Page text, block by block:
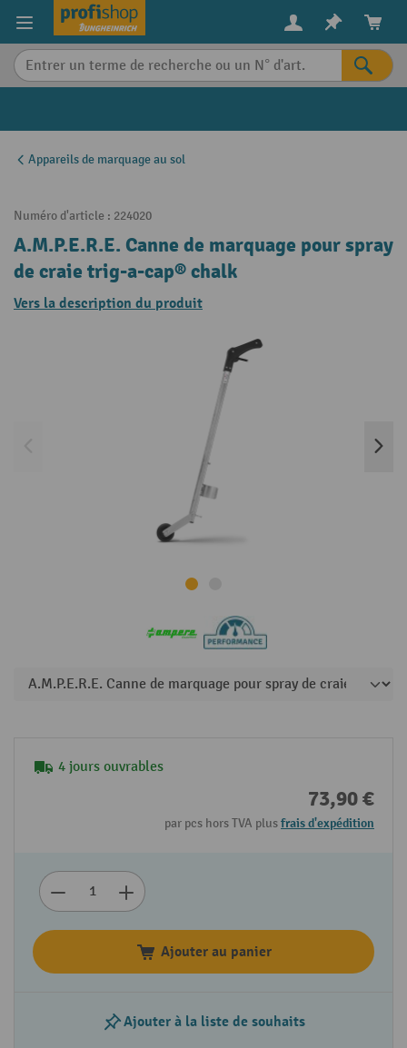
content
Appareils de marquage au sol
Numéro d'article : 224020
A.M.P.E.R.E. Canne de marquage pour spray
de craie trig-a-cap® chalk
Vers la description du produit
4 jours ouvrables
73,90 €
par pcs hors TVA plusfrais d'expédition
Ajouter au panier
Ajouter à la liste de souhaits